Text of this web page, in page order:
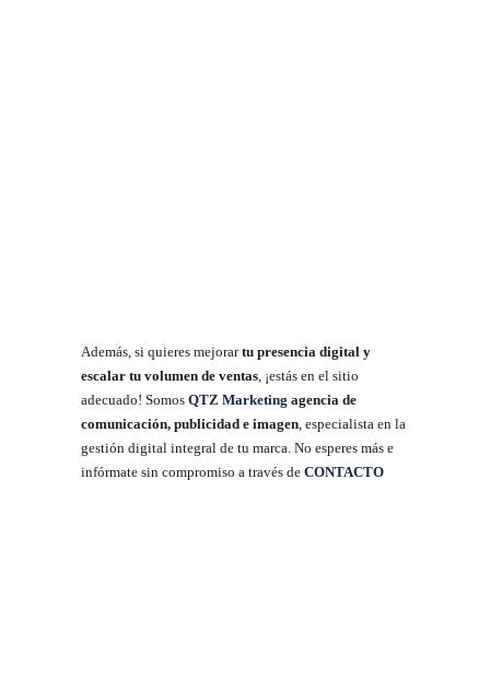
Además, si quieres mejorartu presencia digital y
escalar tu volumen de ventas, ¡estás en el sitio
adecuado! Somos QTZ Marketing agencia de
comunicación, publicidad e imagen, especialista en la
gestión digital integral de tu marca. No esperes más e
infórmate sin compromiso a través de CONTACTO